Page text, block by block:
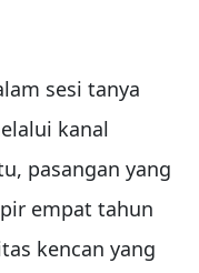
sesi tanya
kanal
pasangan yang
empat tahun
kencan yang